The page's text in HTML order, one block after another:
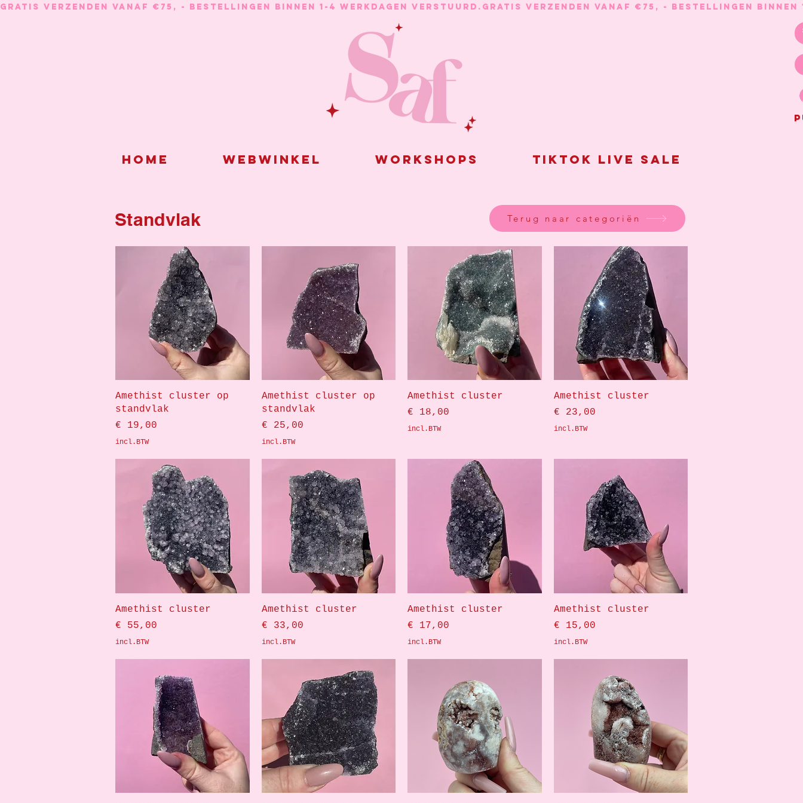
GRATIS VERZENDEN VANAF €75, - BESTELLINGEN BINNEN 1-4 WERKDAGEN VERSTUURD.
Home Webwinkel Workshops Tiktok live sale
Standvlak Terug naar categoriën
Snel overzicht
Amethist cluster op
standvlak
Prijs
€ 19,00
incl.BTW
Snel overzicht
Amethist cluster op
standvlak
Prijs
€ 25,00
incl.BTW
Snel overzicht
Amethist cluster
Prijs
€ 18,00
incl.BTW
Snel overzicht
Amethist cluster
Prijs
€ 23,00
incl.BTW
Snel overzicht
Amethist cluster
Prijs
€ 55,00
incl.BTW
Snel overzicht
Amethist cluster
Prijs
€ 33,00
incl.BTW
Snel overzicht
Amethist cluster
Prijs
€ 17,00
incl.BTW
Snel overzicht
Amethist cluster
Prijs
€ 15,00
incl.BTW